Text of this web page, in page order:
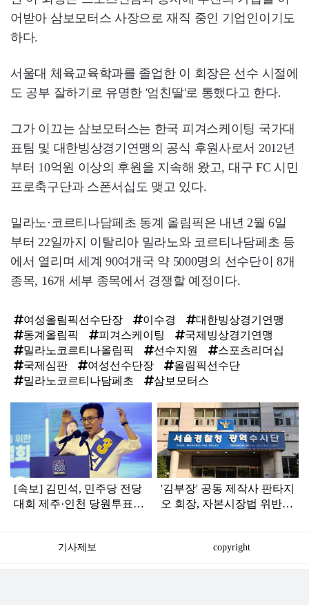
어받아 삼보모터스 사장으로 재직 중인 기업인이기도
하다.
서울대 체육교육학과를 졸업한 이 회장은 선수 시절에
도 공부 잘하기로 유명한 '엄친딸'로 통했다고 한다.
그가 이끄는 삼보모터스는 한국 피겨스케이팅 국가대
표팀 및 대한빙상경기연맹의 공식 후원사로서 2012년
부터 10억원 이상의 후원을 지속해 왔고, 대구 FC 시민
프로축구단과 스폰서십도 맺고 있다.
밀라노·코르티나담페초 동계 올림픽은 내년 2월 6일
부터 22일까지 이탈리아 밀라노와 코르티나담페초 등
에서 열리며 세계 90여개국 약 5000명의 선수단이 8개
종목, 16개 세부 종목에서 경쟁할 예정이다.
여성올림픽선수단장 이수경
대한빙상경기연맹
동계올림픽
피겨스케이팅
국제빙상경기연맹
밀라노코르티나올림픽
선수지원
스포츠리더십
국제심판
여성선수단장
올림픽선수단
밀라노코르티나담페초
삼보모터스
인
[속보] 김민석, 민주당 전당
대회 제주·인천 당원투표서
'김부장' 공동 제작사 판타지
오 회장, 자본시장법 위반
기사제보 copyright